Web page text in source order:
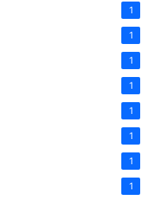
1
1
1
1
1
1
1
1